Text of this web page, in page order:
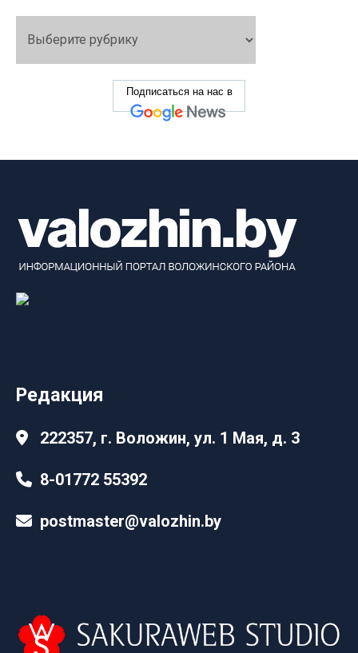
Подписаться на нас в
Редакция
222357, г. Воложин, ул. 1 Мая, д. 3
8-01772 55392
postmaster@valozhin.by